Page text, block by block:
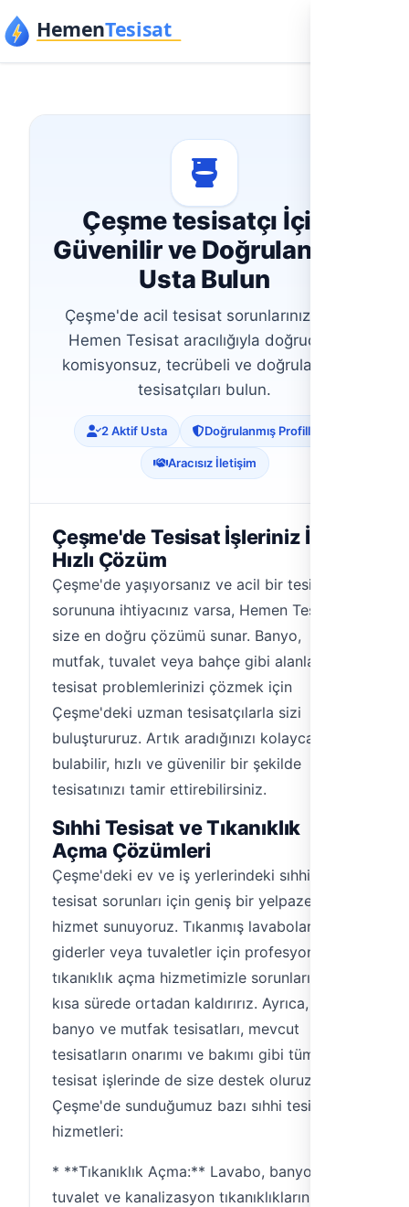
İçeriğe geç
Çeşme tesisatçı İçin
Güvenilir ve Doğrulanmış
Usta Bulun
Çeşme'de acil tesisat sorunlarınız için,
Hemen Tesisat aracılığıyla doğrudan,
komisyonsuz, tecrübeli ve doğrulanmış
tesisatçıları bulun.
2 Aktif Usta Doğrulanmış Profiller
Aracısız İletişim
Çeşme'de Tesisat İşleriniz İçin
Hızlı Çözüm
Çeşme'de yaşıyorsanız ve acil bir tesisat
sorununa ihtiyacınız varsa, Hemen Tesisat
size en doğru çözümü sunar. Banyo,
mutfak, tuvalet veya bahçe gibi alanlardaki
tesisat problemlerinizi çözmek için
Çeşme'deki uzman tesisatçılarla sizi
buluştururuz. Artık aradığınızı kolayca
bulabilir, hızlı ve güvenilir bir şekilde
tesisatınızı tamir ettirebilirsiniz.
Sıhhi Tesisat ve Tıkanıklık
Açma Çözümleri
Çeşme'deki ev ve iş yerlerindeki sıhhi
tesisat sorunları için geniş bir yelpazede
hizmet sunuyoruz. Tıkanmış lavabolar,
giderler veya tuvaletler için profesyonel
tıkanıklık açma hizmetimizle sorunlarınızı
kısa sürede ortadan kaldırırız. Ayrıca, yeni
banyo ve mutfak tesisatları, mevcut
tesisatların onarımı ve bakımı gibi tüm sıhhi
tesisat işlerinde de size destek oluruz. İşte
Çeşme'de sunduğumuz bazı sıhhi tesisat
hizmetleri:
* **Tıkanıklık Açma:** Lavabo, banyo,
tuvalet ve kanalizasyon tıkanıklıklarının